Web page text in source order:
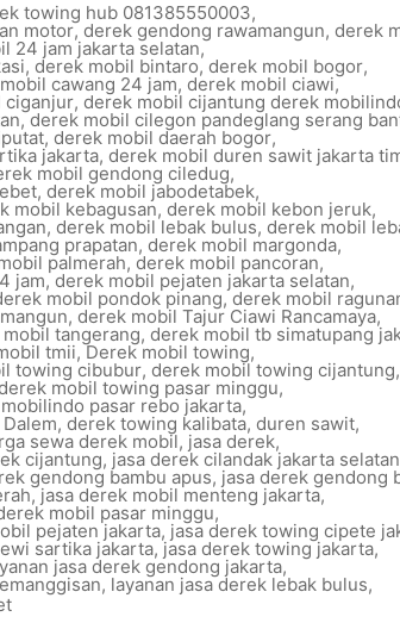
towing hub 081385550003,
motor, derek gendong rawamangun, derek
24 jam jakarta selatan,
, derek mobil bintaro, derek mobil bogor,
cawang 24 jam, derek mobil ciawi,
ciganjur, derek mobil cijantung derek
,derek mobil cilegon pandeglang serang
, derek mobil daerah bogor,
jakarta, derek mobil duren sawit jakarta
mobil gendong ciledug,
, derek mobil jabodetabek,
mobil kebagusan, derek mobil kebon jeruk,
, derek mobil lebak bulus, derek mobil
prapatan, derek mobil margonda,
palmerah, derek mobil pancoran,
jam,derek mobil pejaten jakarta selatan,
mobil pondok pinang,derek mobil
, derek mobil Tajur Ciawi Rancamaya,
tangerang, derek mobil tb simatupang
tmii,Derek mobil towing,
towing cibubur, derek mobil towing cijantung,
mobil towing pasar minggu,
pasar rebo jakarta,
, derek towing kalibata, duren sawit,
sewa derek mobil, jasa derek,
cijantung, jasa derek cilandak jakarta selatan
gendong bambu apus, jasa derek gendong
,jasa derek mobil menteng jakarta,
mobil pasar minggu,
pejaten jakarta, jasa derek towing cipete
sartika jakarta,jasa derek towing jakarta,
jasa derek gendong jakarta,
, layanan jasa derek lebak bulus,